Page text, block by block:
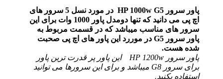
پاور سرور HP 1000w G5 در مورد نسل 5 سرور های
اچ پی می دانید که تنها دومدل پاور 1000 وات برای این
سرور های مناسب میباشد که در قسمت مربوط به
پاور سرور G5 در موررد این پاور های اچ پی صحبت
شده هست.
پاور سرور HP 1200w این پاور پر قدرت ترین پاور
برای سرور G8 میباشد و برای این سرورها می توانید
استفاده بکنید.